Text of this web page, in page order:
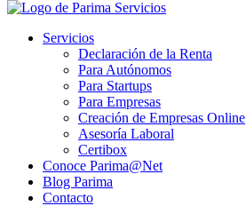
Servicios
Declaración de la Renta
Para Autónomos
Para Startups
Para Empresas
Creación de Empresas Online
Asesoría Laboral
Certibox
Conoce Parima@Net
Blog Parima
Contacto